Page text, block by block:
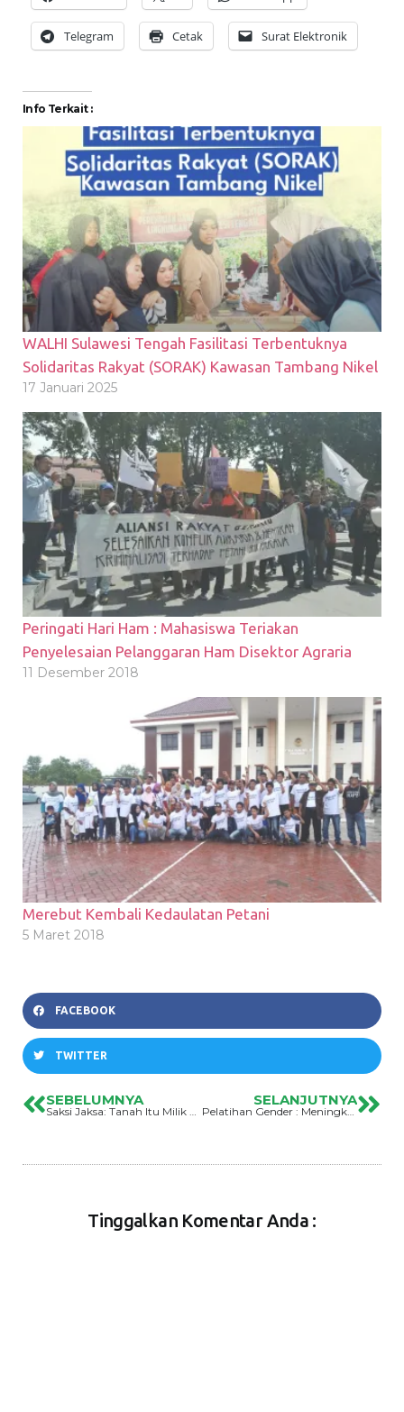
Telegram Cetak Surat Elektronik
Info Terkait :
WALHI Sulawesi Tengah Fasilitasi Terbentuknya
Solidaritas Rakyat (SORAK) Kawasan Tambang Nikel
17 Januari 2025
Peringati Hari Ham : Mahasiswa Teriakan
Penyelesaian Pelanggaran Ham Disektor Agraria
11 Desember 2018
Merebut Kembali Kedaulatan Petani
5 Maret 2018
FACEBOOK
TWITTER
SEBELUMNYA SELANJUTNYA
Pelatihan Gender : Meningkatkan Kapasitas Perempuan Di Wilayah Konflik Agraria
Tinggalkan Komentar Anda :